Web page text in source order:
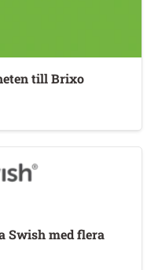
till Brixo
Swish med flera